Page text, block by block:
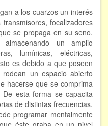
a los cuarzos un interés
focalizadores
se propaga en su seno.
almacenando un amplio
lumínicas, eléctricas,
es debido a que poseen
un espacio abierto
hacerse que se comprima
esta forma se capacita
de distintas frecuencias.
programar mentalmente